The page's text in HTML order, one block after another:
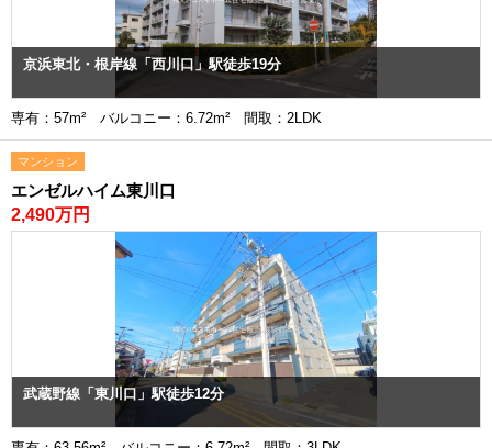
京浜東北・根岸線「西川口」駅徒歩19分
専有：57m² バルコニー：6.72m² 間取：2LDK
マンション
エンゼルハイム東川口
2,490万円
武蔵野線「東川口」駅徒歩12分